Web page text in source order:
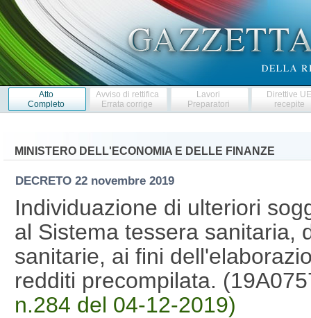
Atto
Completo
Avviso di rettifica
Errata corrige
Lavori
Preparatori
Direttive
recepite
MINISTERO DELL'ECONOMIA E DELLE FINANZE
DECRETO 22 novembre 2019
Individuazione di ulteriori
al Sistema tessera sanitaria,
sanitarie, ai fini
redditi precompilata.
n.284 del 04-12-2019)